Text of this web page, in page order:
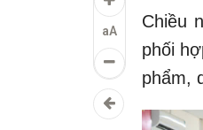
aA
Chiều
phối
phẩm,